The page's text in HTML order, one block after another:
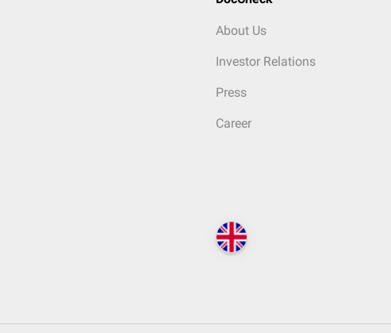
About Us
Investor Relations
Press
Career